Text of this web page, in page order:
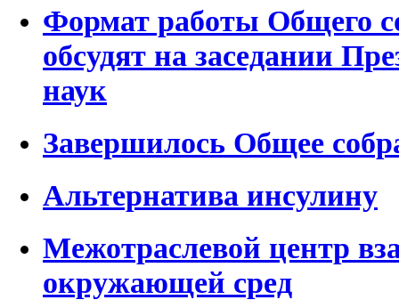
Формат работы Общего
обсудят на заседании
наук
Завершилось Общее
Альтернатива инсулину
Межотраслевой центр
окружающей сред